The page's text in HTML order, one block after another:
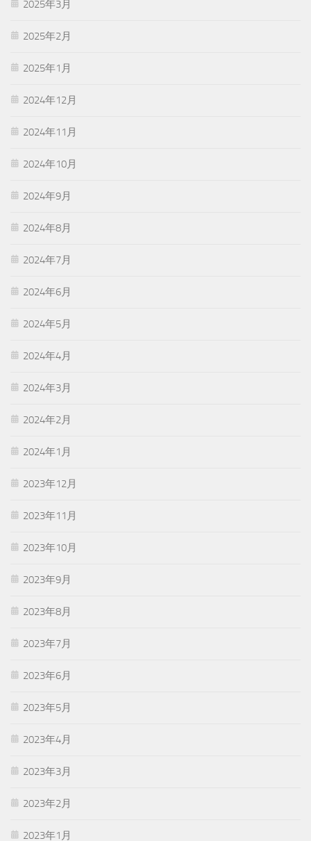
2025年3月
2025年2月
2025年1月
2024年12月
2024年11月
2024年10月
2024年9月
2024年8月
2024年7月
2024年6月
2024年5月
2024年4月
2024年3月
2024年2月
2024年1月
2023年12月
2023年11月
2023年10月
2023年9月
2023年8月
2023年7月
2023年6月
2023年5月
2023年4月
2023年3月
2023年2月
2023年1月